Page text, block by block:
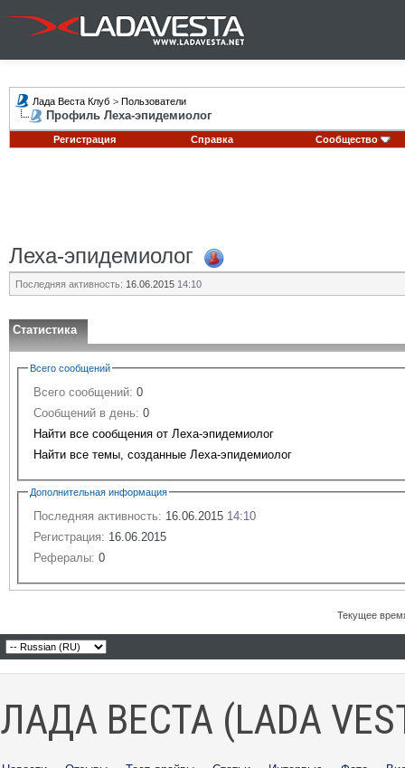
Лада Веста Клуб > Пользователи
Профиль Леха-эпидемиолог
Регистрация Справка Сообщество
Леха-эпидемиолог
Последняя активность: 16.06.2015 14:10
Статистика
Всего сообщений
Всего сообщений: 0
Сообщений в день: 0
Найти все сообщения от Леха-эпидемиолог
Найти все темы, созданные Леха-эпидемиолог
Дополнительная информация
Последняя активность: 16.06.2015 14:10
Регистрация: 16.06.2015
Рефералы: 0
Текущее
ЛАДА ВЕСТА (LADA